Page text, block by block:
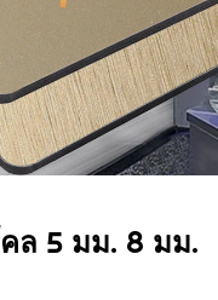
คล 5 มม. 8 มม.